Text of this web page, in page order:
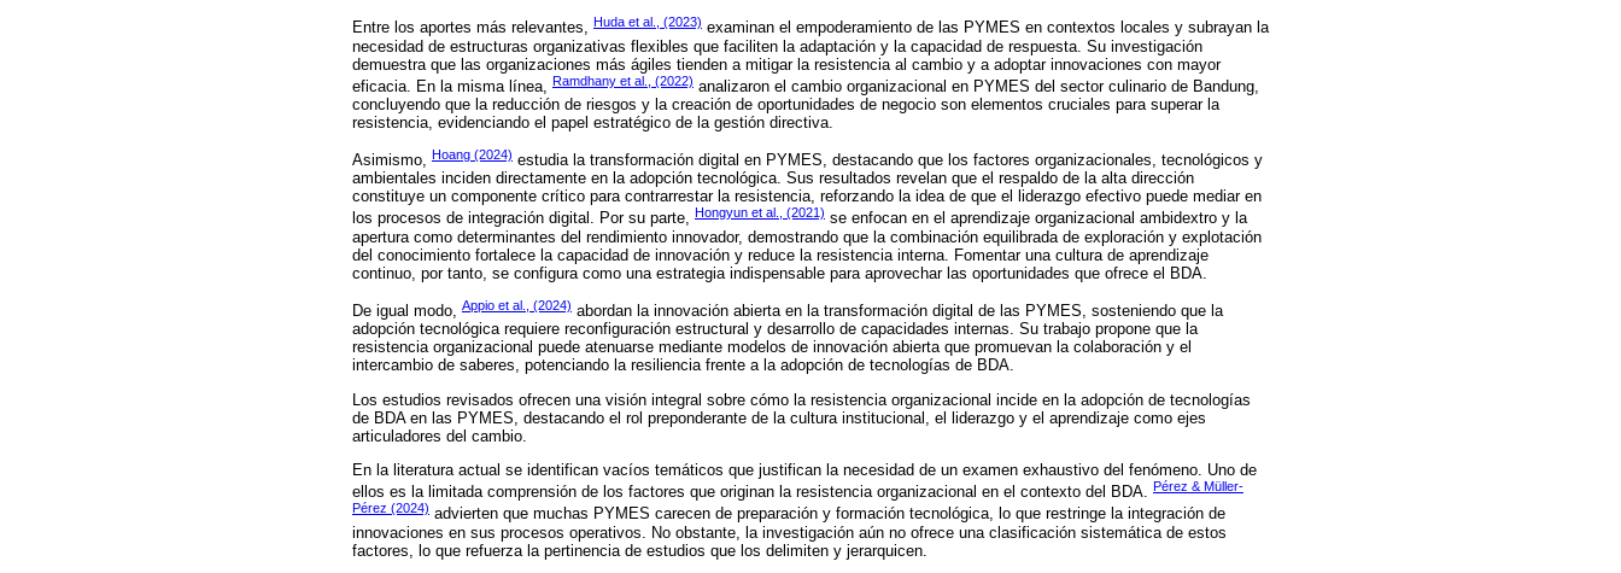
Entre los aportes más relevantes, Huda et al., (2023) examinan el empoderamiento de las PYMES en contextos locales y subrayan la
necesidad de estructuras organizativas flexibles que faciliten la adaptación y la capacidad de respuesta. Su investigación
demuestra que las organizaciones más ágiles tienden a mitigar la resistencia al cambio y a adoptar innovaciones con mayor
eficacia. En la misma línea,
Ramdhany et al., (2022) analizaron el cambio organizacional en PYMES del sector culinario de Bandung,
concluyendo que la reducción de riesgos y la creación de oportunidades de negocio son elementos cruciales para superar la
resistencia, evidenciando el papel estratégico de la gestión directiva.
Asimismo, Hoang (2024) estudia la transformación digital en PYMES, destacando que los factores organizacionales, tecnológicos y
ambientales inciden directamente en la adopción tecnológica. Sus resultados revelan que el respaldo de la alta dirección
constituye un componente crítico para contrarrestar la resistencia, reforzando la idea de que el liderazgo efectivo puede mediar en
los procesos de integración digital. Por su parte, Hongyun et al., (2021) se enfocan en el aprendizaje organizacional ambidextro y la
apertura como determinantes del rendimiento innovador, demostrando que la combinación equilibrada de exploración y explotación
del conocimiento fortalece la capacidad de innovación y reduce la resistencia interna. Fomentar una cultura de aprendizaje
continuo, por tanto, se configura como una estrategia indispensable para aprovechar las oportunidades que ofrece el BDA.
De igual modo, Appio et al., (2024) abordan la innovación abierta en la transformación digital de las PYMES, sosteniendo que la
adopción tecnológica requiere reconfiguración estructural y desarrollo de capacidades internas. Su trabajo propone que la
resistencia organizacional puede atenuarse mediante modelos de innovación abierta que promuevan la colaboración y el
intercambio de saberes, potenciando la resiliencia frente a la adopción de tecnologías de BDA.
Los estudios revisados ofrecen una visión integral sobre cómo la resistencia organizacional incide en la adopción de tecnologías
de BDA en las PYMES, destacando el rol preponderante de la cultura institucional, el liderazgo y el aprendizaje como ejes
articuladores del cambio.
En la literatura actual se identifican vacíos temáticos que justifican la necesidad de un examen exhaustivo del fenómeno. Uno de
ellos es la limitada comprensión de los factores que originan la resistencia organizacional en el contexto del BDA. Pérez & Müller-
Pérez (2024) advierten que muchas PYMES carecen de preparación y formación tecnológica, lo que restringe la integración de
innovaciones en sus procesos operativos. No obstante, la investigación aún no ofrece una clasificación sistemática de estos
factores, lo que refuerza la pertinencia de estudios que los delimiten y jerarquicen.